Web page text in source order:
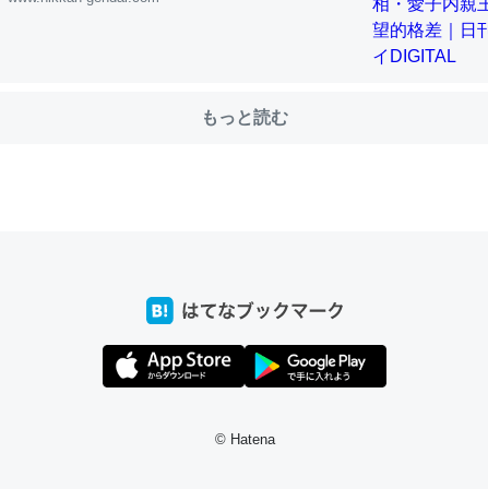
、Googleマップで位置情報を共有してる。電池残量や充電中かが分か
生で親と会える残り時間を日数にすると1週間とかの人が多いそうだけ
倍以上に伸ばす効果があるはず……
もっと読む
© Hatena